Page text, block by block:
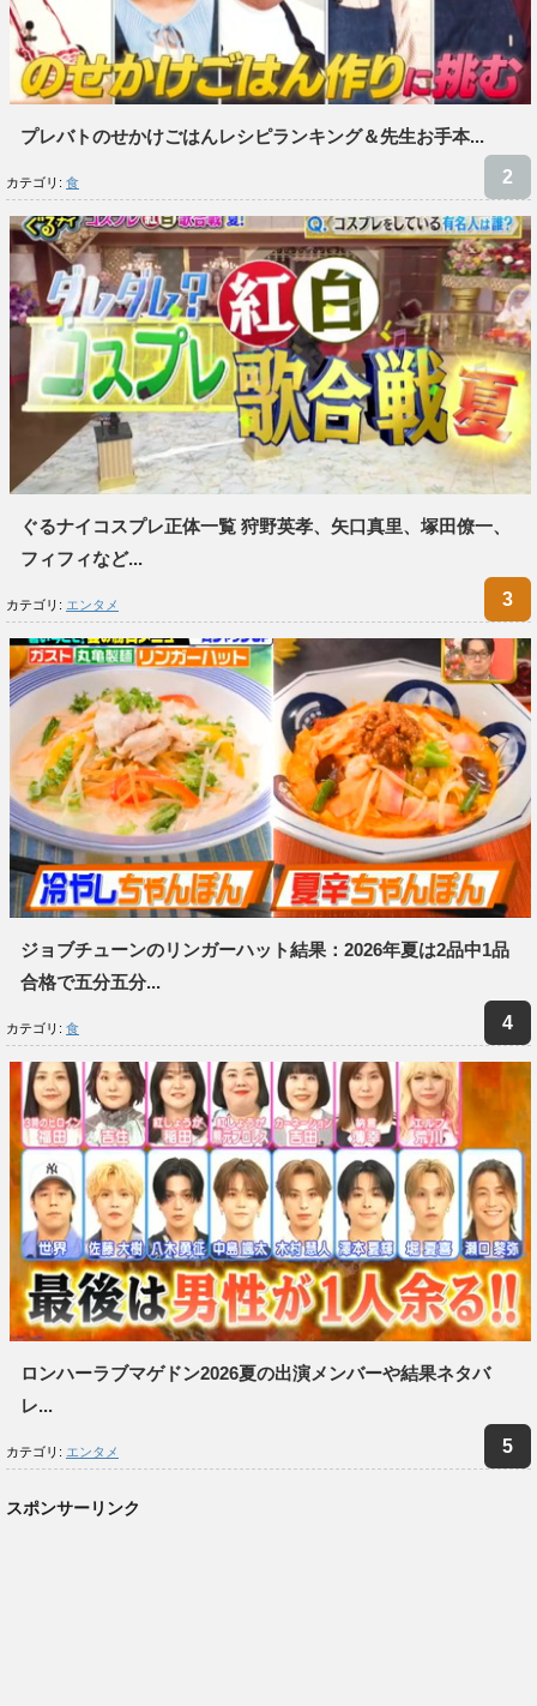
プレバトのせかけごはんレシピランキング＆先生お手本...
カテゴリ: 食
ぐるナイコスプレ正体一覧 狩野英孝、矢口真里、塚田僚一、
フィフィなど...
カテゴリ: エンタメ
ジョブチューンのリンガーハット結果：2026年夏は2品中1品
合格で五分五分...
カテゴリ: 食
ロンハーラブマゲドン2026夏の出演メンバーや結果ネタバ
レ...
カテゴリ: エンタメ
スポンサーリンク